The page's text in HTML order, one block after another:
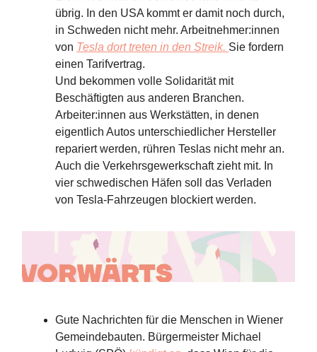
übrig. In den USA kommt er damit noch durch,
in Schweden nicht mehr. Arbeitnehmer:innen
von Tesla dort treten in den Streik. Sie fordern
einen Tarifvertrag.
Und bekommen volle Solidarität mit
Beschäftigten aus anderen Branchen.
Arbeiter:innen aus Werkstätten, in denen
eigentlich Autos unterschiedlicher Hersteller
repariert werden, rühren Teslas nicht mehr an.
Auch die Verkehrsgewerkschaft zieht mit. In
vier schwedischen Häfen soll das Verladen
von Tesla-Fahrzeugen blockiert werden.
Gute Nachrichten für die Menschen in Wiener
Gemeindebauten. Bürgermeister Michael